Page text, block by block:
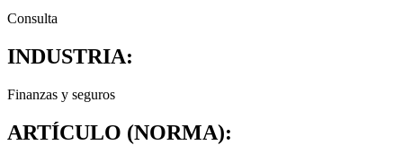
Consulta
INDUSTRIA:
Finanzas y seguros
ARTÍCULO (NORMA):